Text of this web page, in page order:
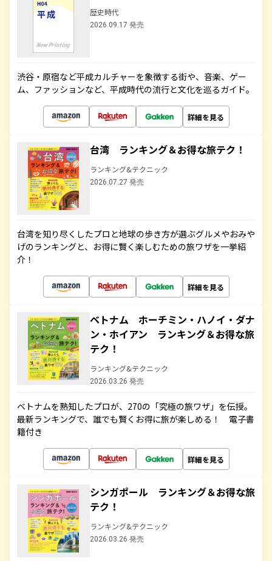
歴史時代
2026.09.17 発売
渋谷・原宿など平成カルチャーを象徴する街や、音楽、ゲー
ム、ファッションなど、平成時代の流行と文化を巡るガイド。
詳細を見る
台湾 ランキング＆お得な旅テク！
ランキング&テクニック
2026.07.27 発売
台湾を知り尽くしたプロと地球の歩き方が選ぶグルメやおみや
げのランキングと、お得に賢く楽しむための旅ワザを一挙紹
介！
詳細を見る
ベトナム ホーチミン・ハノイ・ダナ
ン・ホイアン ランキング＆お得な旅
テク！
ランキング&テクニック
2026.03.26 発売
ベトナムを熟知したプロが、270の「究極の旅ワザ」を伝授。
最新ランキングで、誰でも賢くお得に旅が楽しめる！ 電子書
籍付き
詳細を見る
シンガポール ランキング＆お得な旅
テク！
ランキング&テクニック
2026.03.26 発売